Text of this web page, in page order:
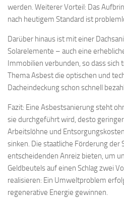
werden. Weiterer Vorteil: Das
nach heutigem Standard ist
Darüber hinaus ist mit einer
Solarelemente – auch eine
Immobilien verbunden, so dass sich
Thema Asbest die optischen und
Dacheindeckung schon schnell
Fazit: Eine Asbestsanierung steht
sie durchgeführt wird, desto
Arbeitslöhne und
sinken. Die staatliche Förderung der
entscheidenden Anreiz bieten, um
Geldbeutels auf einen Schlag zwei
realisieren: Ein Umweltproblem
regenerative Energie gewinnen.